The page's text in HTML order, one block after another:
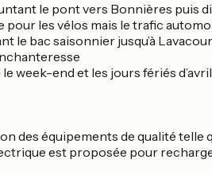
le pont vers Bonnières puis
pour les vélos mais le trafic
le bac saisonnier jusqu’à
le week-end et les jours fériés
des équipements de qualité
est proposée pour